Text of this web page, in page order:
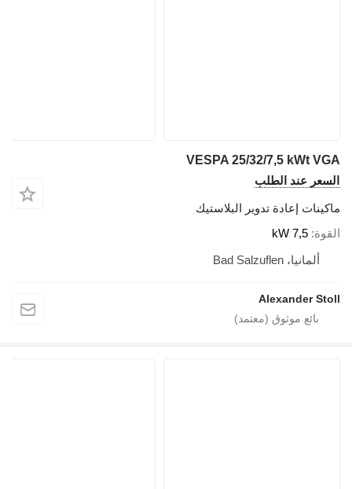
VESPA 25/32/7,5 kWt VGA​
السعر عند الطلب
ماكينات إعادة تدوير البلاستيك
القوة 7,5 kW
ألمانيا، Bad Salzuflen
Alexander Stoll